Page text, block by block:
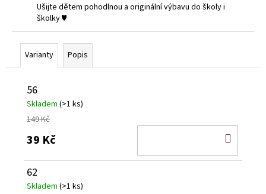
Ušijte dětem pohodlnou a originální výbavu do školy i
školky ♥
Varianty Popis
56
Skladem (>1 ks)
149 Kč
39 Kč
62
Skladem (>1 ks)